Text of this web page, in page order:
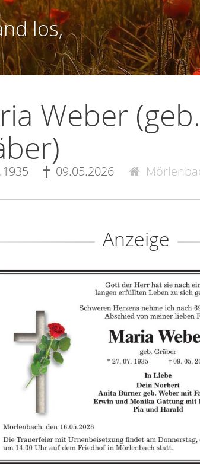
los,
Weber (geb.
09.05.2026
Anzeige